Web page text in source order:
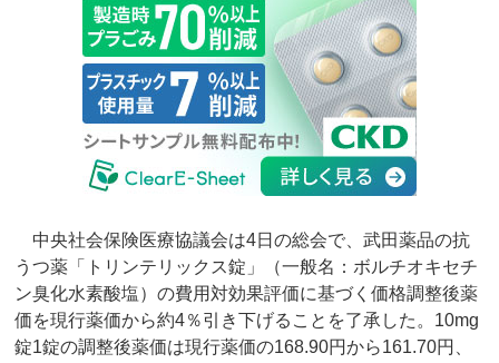
中央社会保険医療協議会は4日の総会で、武田薬品の抗
うつ薬「トリンテリックス錠」（一般名：ボルチオキセチ
ン臭化水素酸塩）の費用対効果評価に基づく価格調整後薬
価を現行薬価から約4％引き下げることを了承した。10mg
錠1錠の調整後薬価は現行薬価の168.90円から161.70円、